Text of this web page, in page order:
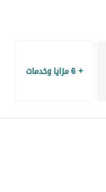
+ 6 مزايا وخدمات